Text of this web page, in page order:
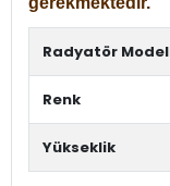
Radyatör
Renk
Yükseklik